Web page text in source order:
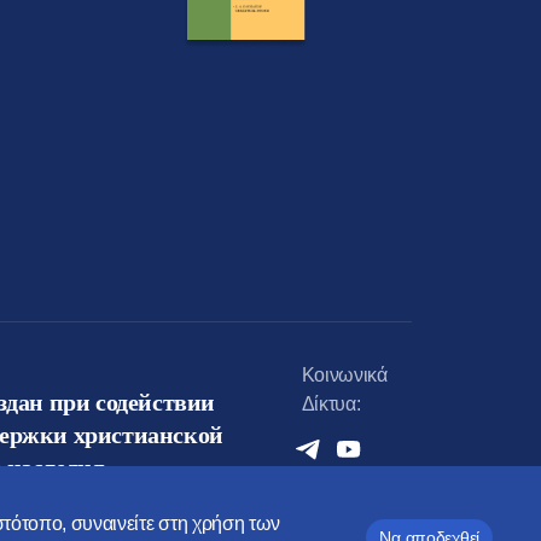
συναινείτε στη χρήση των
при содействии
христианской
Κοινωνικά
Δίκτυα: